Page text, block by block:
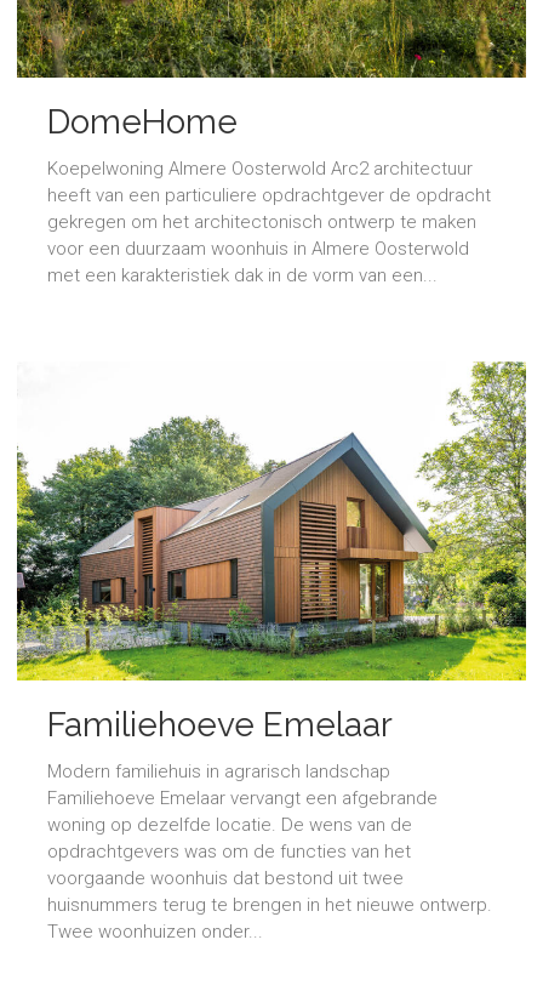
DomeHome
Koepelwoning Almere Oosterwold Arc2 architectuur
heeft van een particuliere opdrachtgever de opdracht
gekregen om het architectonisch ontwerp te maken
voor een duurzaam woonhuis in Almere Oosterwold
met een karakteristiek dak in de vorm van een...
Familiehoeve Emelaar
Modern familiehuis in agrarisch landschap
Familiehoeve Emelaar vervangt een afgebrande
woning op dezelfde locatie. De wens van de
opdrachtgevers was om de functies van het
voorgaande woonhuis dat bestond uit twee
huisnummers terug te brengen in het nieuwe ontwerp.
Twee woonhuizen onder...